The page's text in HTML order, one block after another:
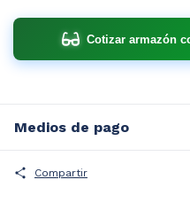
Cotizar armazón
Medios de pago
Compartir